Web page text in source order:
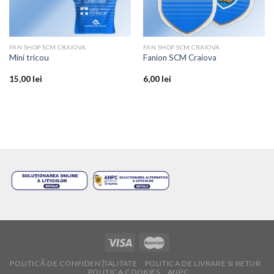
FAN SHOP SCM CRAIOVA
Mini tricou
15,00 lei
FAN SHOP SCM CRAIOVA
Fanion SCM Craiova
6,00 lei
POLITICĂ DE CONFIDENȚIALITATE
POLITICA DE LIVRARE SI RETUR
POLITICA COOKIES
ANPC